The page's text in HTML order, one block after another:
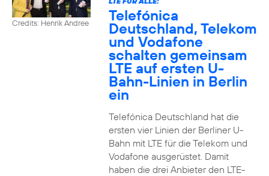
Credits: Henrik Andree Telefónica
Deutschland, Telekom
und Vodafone
schalten gemeinsam
LTE auf ersten U-
Bahn-Linien in Berlin
ein
Telefónica Deutschland hat die
ersten vier Linien der Berliner U-
Bahn mit LTE für die Telekom und
Vodafone ausgerüstet. Damit
haben die drei Anbieter den LTE-